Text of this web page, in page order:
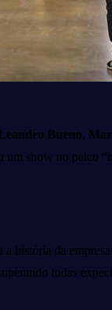
Bueno,
um show no palco
a história da empresa
todas